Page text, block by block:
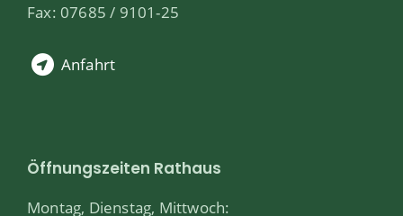
Fax: 07685 / 9101-25
Anfahrt
Öffnungszeiten Rathaus
Montag, Dienstag, Mittwoch: